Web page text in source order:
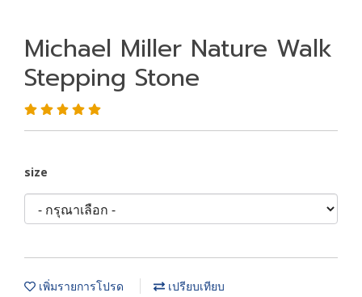
Michael Miller Nature Walk
Stepping Stone
size
เพิ่มรายการโปรด เปรียบเทียบ